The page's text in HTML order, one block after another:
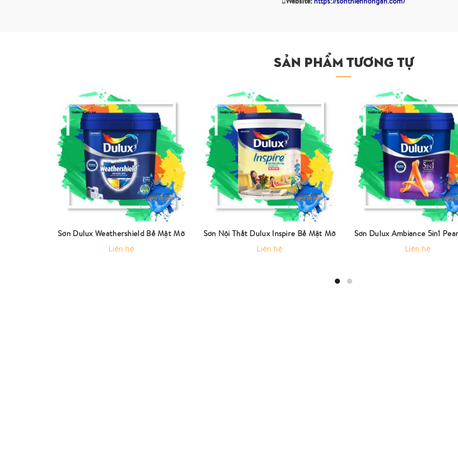
SẢN PHẨM TƯƠNG TỰ
Sơn Dulux Weathershield Bề Mặt Mờ
Liên hệ
Sơn Nội Thất Dulux Inspire Bề Mặt Mờ
Liên hệ
Sơn Dulux Ambiance 5in1
Liên hệ